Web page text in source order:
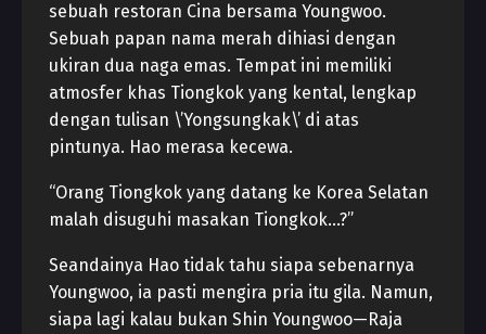
sebuah restoran Cina bersama Youngwoo.
Sebuah papan nama merah dihiasi dengan
ukiran dua naga emas. Tempat ini memiliki
atmosfer khas Tiongkok yang kental, lengkap
dengan tulisan \’Yongsungkak\’ di atas
pintunya. Hao merasa kecewa.
“Orang Tiongkok yang datang ke Korea Selatan
malah disuguhi masakan Tiongkok…?”
Seandainya Hao tidak tahu siapa sebenarnya
Youngwoo, ia pasti mengira pria itu gila. Namun,
siapa lagi kalau bukan Shin Youngwoo—Raja